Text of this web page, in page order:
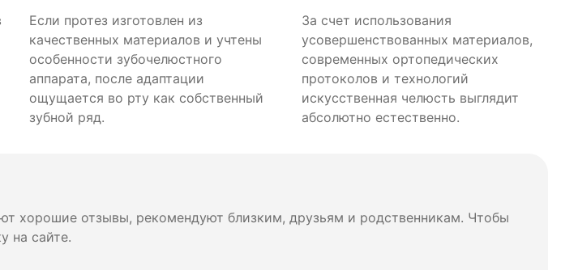
Если протез изготовлен из
качественных материалов и учтены
особенности зубочелюстного
аппарата, после адаптации
ощущается во рту как собственный
зубной ряд.
За счет использования
усовершенствованных материалов,
современных ортопедических
протоколов и технологий
искусственная челюсть выглядит
абсолютно естественно.
хорошие отзывы, рекомендуют близким, друзьям и родственникам. Чтобы
на сайте.